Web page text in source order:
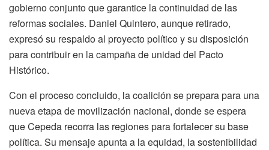
gobierno conjunto que garantice la continuidad de las
reformas sociales. Daniel Quintero, aunque retirado,
expresó su respaldo al proyecto político y su disposición
para contribuir en la campaña de unidad del Pacto
Histórico.
Con el proceso concluido, la coalición se prepara para una
nueva etapa de movilización nacional, donde se espera
que Cepeda recorra las regiones para fortalecer su base
política. Su mensaje apunta a la equidad, la sostenibilidad